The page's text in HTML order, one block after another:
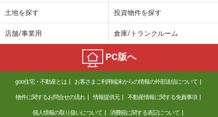
広島県安芸郡府中町石井城２丁目
7.05万円
住 所
広島県安芸郡府中町石井城２丁目
専有面積 42.64m²
間取り
1LDK
広島県広島市中区昭和町
土地を探す 投資物件を探す
店舗/事業用 倉庫/トランクルーム
PC版へ
goo住宅・不動産とは お客さまご利用端末からの情報の外部送信について
物件に関するお問合せの流れ 情報提供元 不動産情報に関する免責事項
個人情報の取り扱いについて 消費税に関する表記について